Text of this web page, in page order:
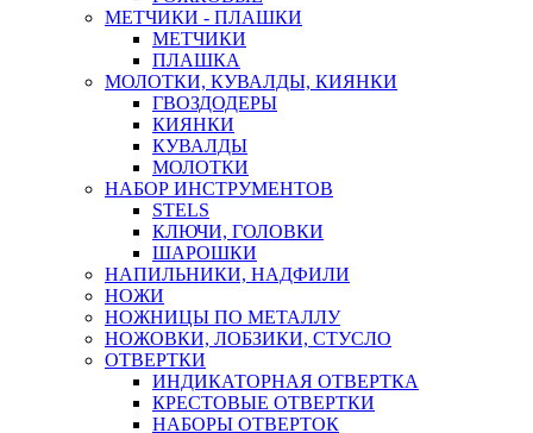
МЕТЧИКИ - ПЛАШКИ
МЕТЧИКИ
ПЛАШКА
МОЛОТКИ, КУВАЛДЫ, КИЯНКИ
ГВОЗДОДЕРЫ
КИЯНКИ
КУВАЛДЫ
МОЛОТКИ
НАБОР ИНСТРУМЕНТОВ
STELS
КЛЮЧИ, ГОЛОВКИ
ШАРОШКИ
НАПИЛЬНИКИ, НАДФИЛИ
НОЖИ
НОЖНИЦЫ ПО МЕТАЛЛУ
НОЖОВКИ, ЛОБЗИКИ, СТУСЛО
ОТВЕРТКИ
ИНДИКАТОРНАЯ ОТВЕРТКА
КРЕСТОВЫЕ ОТВЕРТКИ
НАБОРЫ ОТВЕРТОК